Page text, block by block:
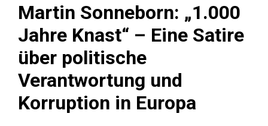
Martin Sonneborn: „1.000
Jahre Knast“ – Eine Satire
über politische
Verantwortung und
Korruption in Europa